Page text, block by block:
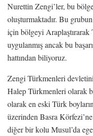
Nurettin Zengi’ler, bu
oluşturmaktadır. Bu
için bölgeyi Araplaştırarak
uygulanmış ancak bu
hattından biliyoruz.
Zengi Türkmenleri
Halep Türkmenleri olarak
olarak en eski Türk
üzerinden Basra
diğer bir kolu Musul’da